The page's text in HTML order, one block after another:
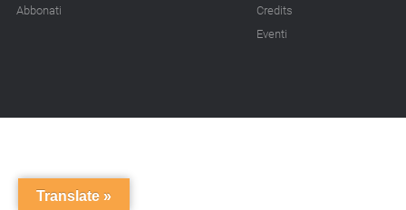
Abbonati
Credits
Eventi
Translate »